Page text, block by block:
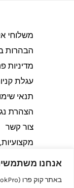
אנחנו
משלוחי
הבהרות
מדיניות
עגלת
תנאי
הצהרת
צור קשר